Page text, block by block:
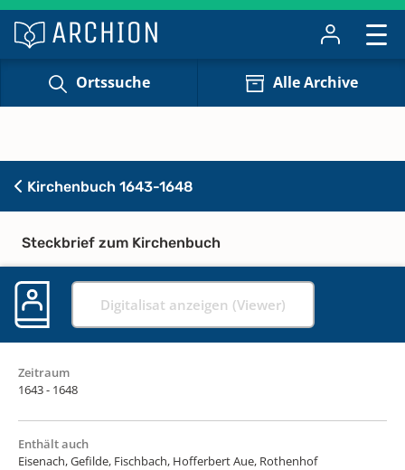
Ortssuche Alle Archive
Kirchenbuch 1643-1648
Steckbrief zum Kirchenbuch
Digitalisat anzeigen (Viewer)
Zeitraum
1643 - 1648
Enthält auch
Eisenach, Gefilde, Fischbach, Hofferbert Aue, Rothenhof